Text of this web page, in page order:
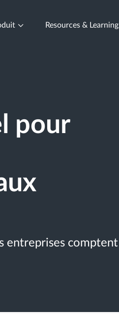
Resources & Learning
pour
entreprises comptent